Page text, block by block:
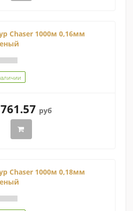
Chaser 1000м 0,16мм
руб
Chaser 1000м 0,18мм